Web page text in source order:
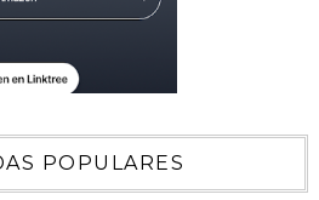
POPULARES